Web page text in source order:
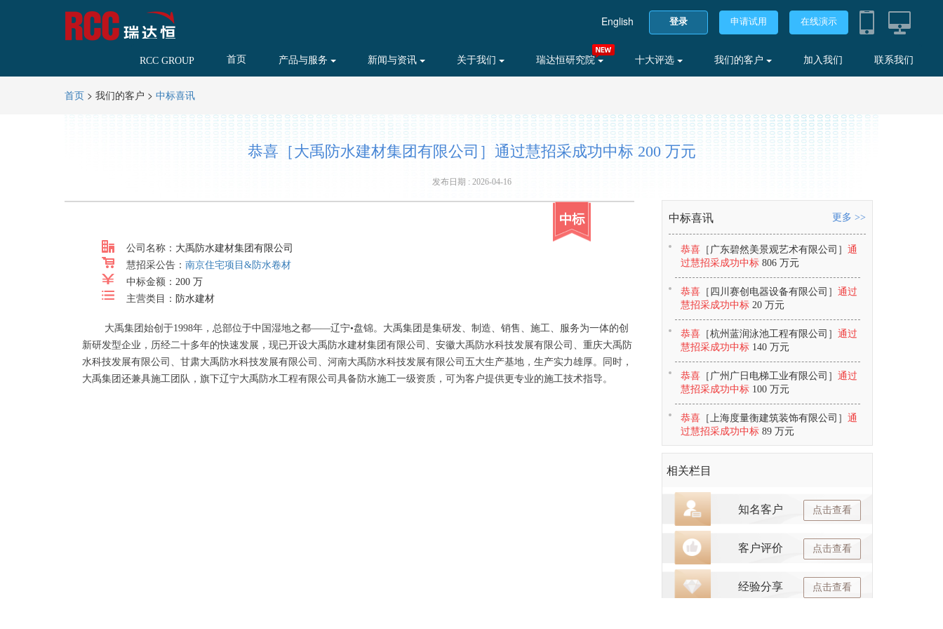
English 登录 申请试用 在线演示
RCC GROUP 首页 产品与服务 新闻与资讯 关于我们 瑞达恒研究院 十大评选 我们的客户 加入我们 联系我们
首页 > 我们的客户 > 中标喜讯
恭喜［大禹防水建材集团有限公司］通过慧招采成功中标 200 万元
发布日期 : 2026-04-16
公司名称： 大禹防水建材集团有限公司
慧招采公告： 南京住宅项目&防水卷材
中标金额： 200 万
主营类目： 防水建材
大禹集团始创于1998年，总部位于中国湿地之都——辽宁•盘锦。大禹集团是集研发、制造、销售、施工、服务为一体的创
新研发型企业，历经二十多年的快速发展，现已开设大禹防水建材集团有限公司、安徽大禹防水科技发展有限公司、重庆大禹防
水科技发展有限公司、甘肃大禹防水科技发展有限公司、河南大禹防水科技发展有限公司五大生产基地，生产实力雄厚。同时，
大禹集团还兼具施工团队，旗下辽宁大禹防水工程有限公司具备防水施工一级资质，可为客户提供更专业的施工技术指导。
中标喜讯 更多 >>
恭喜 ［广东碧然美景观艺术有限公司］通
过慧招采成功中标 806 万元
恭喜 ［四川赛创电器设备有限公司］通过
慧招采成功中标 20 万元
恭喜 ［杭州蓝润泳池工程有限公司］通过
慧招采成功中标 140 万元
恭喜 ［广州广日电梯工业有限公司］通过
慧招采成功中标 100 万元
恭喜 ［上海度量衡建筑装饰有限公司］通
过慧招采成功中标 89 万元
相关栏目
知名客户 点击查看
客户评价 点击查看
经验分享 点击查看